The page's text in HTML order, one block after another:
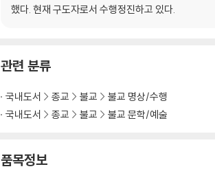
했다. 현재 구도자로서 수행정진하고 있다.
관련 분류
국내도서 종교 불교
불교 명상/수행
국내도서
종교 불교 불교 문학/예술
품목정보